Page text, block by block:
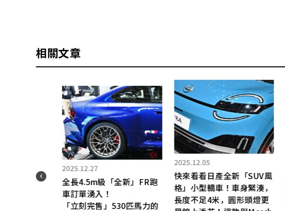
相關文章
2025.12.27
全長4.5m級「全新」FR跑
車訂單湧入！
「立刻完售」530匹馬力的
2025.12.05
快來看看日產全新「SUV風
格」小型轎車！車身緊湊，
長度不足4米，圓形頭燈更